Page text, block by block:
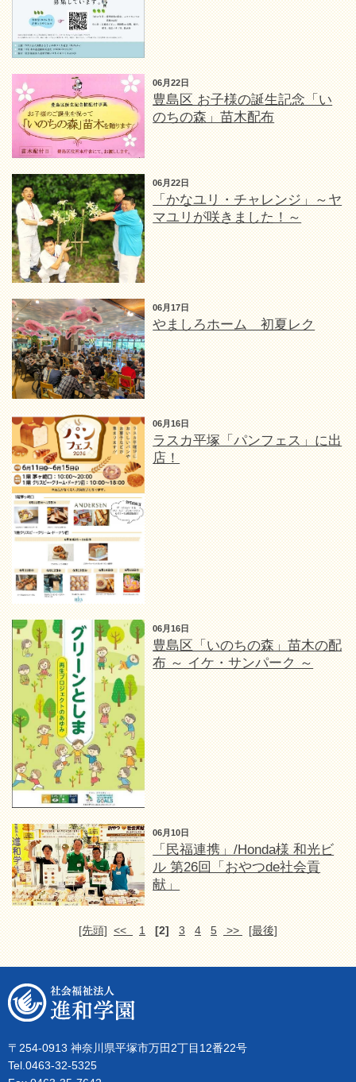
06月22日
豊島区 お子様の誕生記念「い
のちの森」苗木配布
06月22日
「かなユリ・チャレンジ」～ヤ
マユリが咲きました！～
06月17日
やましろホーム 初夏レク
06月16日
ラスカ平塚「パンフェス」に出
店！
06月16日
豊島区「いのちの森」苗木の配
布 ～ イケ・サンパーク ～
06月10日
「民福連携」/Honda様 和光ビ
ル 第26回「おやつde社会貢
献」
[先頭] << 1 [2] 3 4 5 >> [最後]
〒254-0913 神奈川県平塚市万田2丁目12番22号
Tel.0463-32-5325